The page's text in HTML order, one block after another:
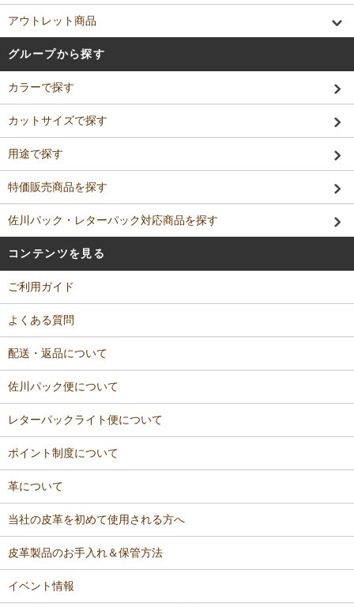
アウトレット商品
グループから探す
カラーで探す
カットサイズで探す
用途で探す
特価販売商品を探す
佐川パック・レターパック対応商品を探す
コンテンツを見る
ご利用ガイド
よくある質問
配送・返品について
佐川パック便について
レターパックライト便について
ポイント制度について
革について
当社の皮革を初めて使用される方へ
皮革製品のお手入れ＆保管方法
イベント情報